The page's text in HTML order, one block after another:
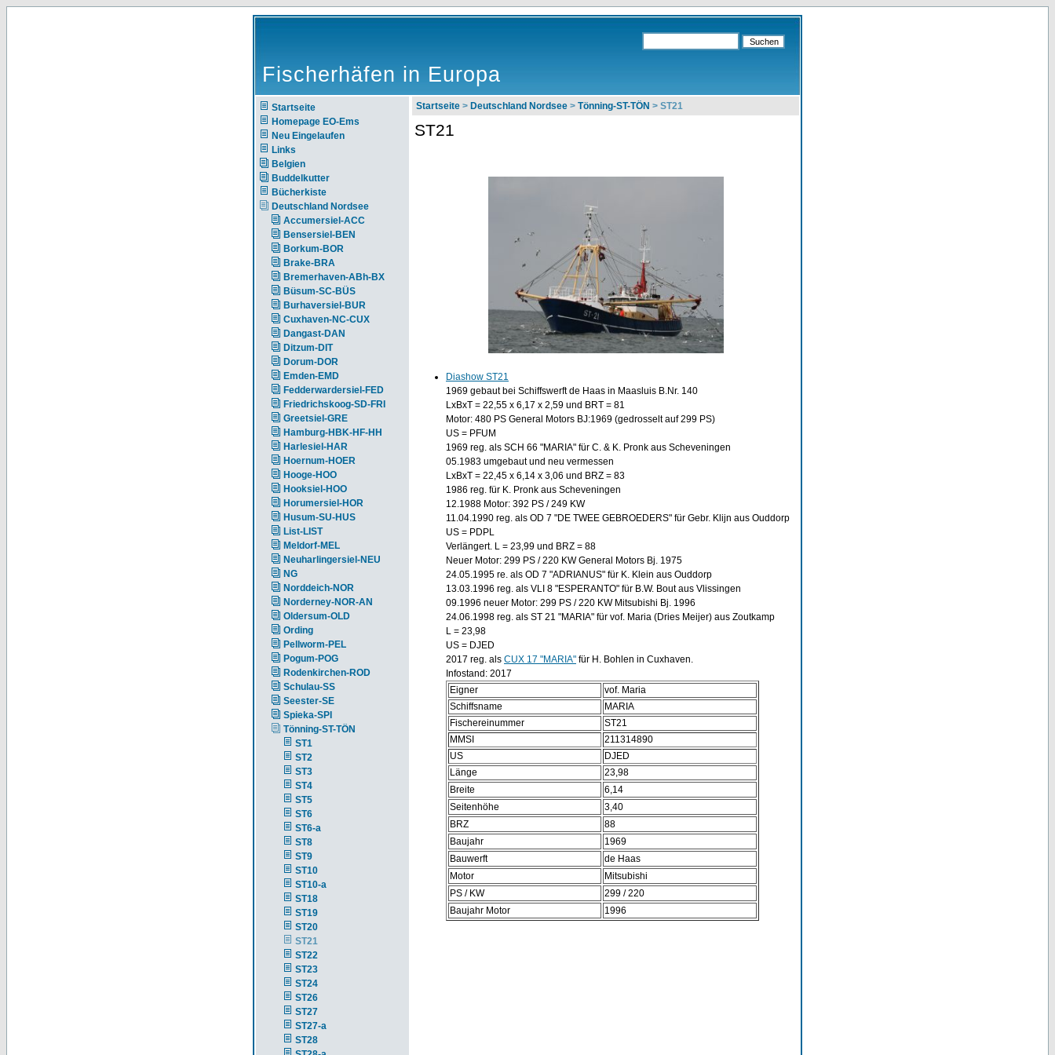
Fischerhäfen in Europa
Startseite
Homepage EO-Ems
Neu Eingelaufen
Links
Belgien
Buddelkutter
Bücherkiste
Deutschland Nordsee
Accumersiel-ACC
Bensersiel-BEN
Borkum-BOR
Brake-BRA
Bremerhaven-ABh-BX
Büsum-SC-BÜS
Burhaversiel-BUR
Cuxhaven-NC-CUX
Dangast-DAN
Ditzum-DIT
Dorum-DOR
Emden-EMD
Fedderwardersiel-FED
Friedrichskoog-SD-FRI
Greetsiel-GRE
Hamburg-HBK-HF-HH
Harlesiel-HAR
Hoernum-HOER
Hooge-HOO
Hooksiel-HOO
Horumersiel-HOR
Husum-SU-HUS
List-LIST
Meldorf-MEL
Neuharlingersiel-NEU
NG
Norddeich-NOR
Norderney-NOR-AN
Oldersum-OLD
Ording
Pellworm-PEL
Pogum-POG
Rodenkirchen-ROD
Schulau-SS
Seester-SE
Spieka-SPI
Tönning-ST-TÖN
ST1
ST2
ST3
ST4
ST5
ST6
ST6-a
ST8
ST9
ST10
ST10-a
ST18
ST19
ST20
ST21
ST22
ST23
ST24
ST26
ST27
ST27-a
ST28
Startseite > Deutschland Nordsee > Tönning-ST-TÖN > ST21
ST21
Diashow ST21
1969 gebaut bei Schiffswerft de Haas in Maasluis B.Nr. 140
LxBxT = 22,55 x 6,17 x 2,59 und BRT = 81
Motor: 480 PS General Motors BJ:1969 (gedrosselt auf 299 PS)
US = PFUM
1969 reg. als SCH 66 "MARIA" für C. & K. Pronk aus Scheveningen
05.1983 umgebaut und neu vermessen
LxBxT = 22,45 x 6,14 x 3,06 und BRZ = 83
1986 reg. für K. Pronk aus Scheveningen
12.1988 Motor: 392 PS / 249 KW
11.04.1990 reg. als OD 7 "DE TWEE GEBROEDERS" für Gebr. Klijn aus Ouddorp
US = PDPL
Verlängert. L = 23,99 und BRZ = 88
Neuer Motor: 299 PS / 220 KW General Motors Bj. 1975
24.05.1995 re. als OD 7 "ADRIANUS" für K. Klein aus Ouddorp
13.03.1996 reg. als VLI 8 "ESPERANTO" für B.W. Bout aus Vlissingen
09.1996 neuer Motor: 299 PS / 220 KW Mitsubishi Bj. 1996
24.06.1998 reg. als ST 21 "MARIA" für vof. Maria (Dries Meijer) aus Zoutkamp
L = 23,98
US = DJED
2017 reg. als CUX 17 "MARIA" für H. Bohlen in Cuxhaven.
Infostand: 2017
Eigner
vof. Maria
Schiffsname
MARIA
Fischereinummer
ST21
MMSI
211314890
US
DJED
Länge
23,98
Breite
6,14
Seitenhöhe
3,40
BRZ
88
Baujahr
1969
Bauwerft
de Haas
Motor
Mitsubishi
PS / KW
299 / 220
Baujahr Motor
1996